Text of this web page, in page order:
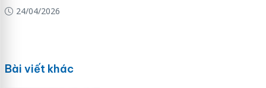
24/04/2026
Bài viết khác